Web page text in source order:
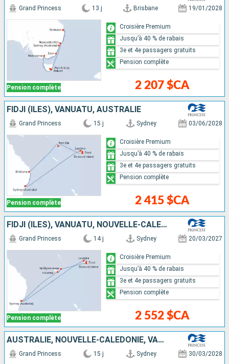
Pension complète
Grand Princess 13 j Brisbane 19/01/2028
2 207 $CA
Croisière Premium
Jusqu’à 40 % de rabais
3e et 4e passagers gratuits
Pension complète
FIDJI (ÎLES), VANUATU, AUSTRALIE
Pension complète
Grand Princess 15 j Sydney 03/06/2028
2 415 $CA
Croisière Premium
Jusqu’à 40 % de rabais
3e et 4e passagers gratuits
Pension complète
FIDJI (ÎLES), VANUATU, NOUVELLE-CALÉDONIE, AUSTRALIE
Pension complète
Grand Princess 14 j Sydney 20/03/2027
2 552 $CA
Croisière Premium
Jusqu’à 40 % de rabais
3e et 4e passagers gratuits
Pension complète
AUSTRALIE, NOUVELLE-CALÉDONIE, VANUATU, FIDJI (ÎLES)
Grand Princess 15 j Sydney 30/03/2028